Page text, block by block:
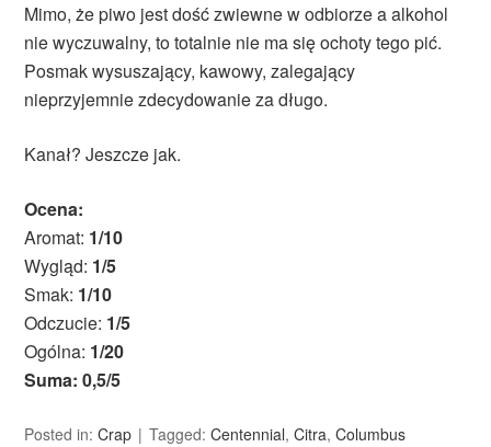
Mimo, że piwo jest dość zwiewne w odbiorze a alkohol
nie wyczuwalny, to totalnie nie ma się ochoty tego pić.
Posmak wysuszający, kawowy, zalegający
nieprzyjemnie zdecydowanie za długo.
Kanał? Jeszcze jak.
Ocena:
Aromat: 1/10
Wygląd: 1/5
Smak: 1/10
Odczucie: 1/5
Ogólna: 1/20
Suma: 0,5/5
Posted in:Crap Tagged:Centennial,Citra,Columbus